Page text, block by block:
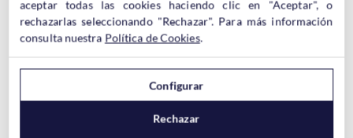
Lo que más nos gusta es lo que dice su eslogan: All
Integration – No Maintenance (¡Todas las
aceptar todas las cookies haciendo clic en "Aceptar", o
rechazarlas seleccionando "Rechazar". Para más información
consulta nuestra Política de Cookies.
Configurar
Rechazar